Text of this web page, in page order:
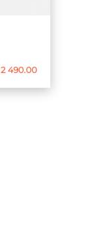
2 490.00